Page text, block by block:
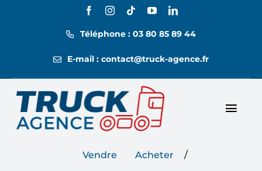
Téléphone : 03 80 85 89 44
E-mail : contact@truck-agence.fr
Vendre Acheter /